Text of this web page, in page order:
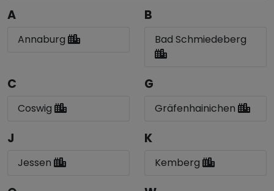
A
Annaburg
B
Bad Schmiedeberg
C
Coswig
G
Gräfenhainichen
J
Jessen
K
Kemberg